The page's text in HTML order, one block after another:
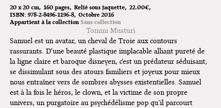
20 x 20 cm 160 pages Relié sous jaquette 22.00€
ISBN: 978-2-8496-1196-8 Octobre 2016
Appartient à la collection Sans collection
Tommi Musturi
Samuel est un avatar, un cheval de Troie aux contours
rassurants. D’une beauté plastique implacable alliant pureté de
la ligne claire et baroque disneyen, c'est un prédateur séduisant,
se dissimulant sous des atours familiers et joyeux pour mieux
nous entraîner vers de sombres abysses existentielles. Samuel
est à la fois le héros, le clown, et la victime de son propre
univers, un purgatoire au psychédélisme pop qu'il parcourt